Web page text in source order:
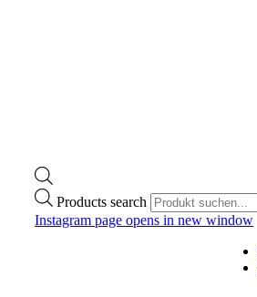
Products search
Instagram page opens in new window